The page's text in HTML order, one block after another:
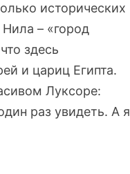
исторических
– «город
здесь
и цариц Египта.
Луксоре:
раз увидеть. А я